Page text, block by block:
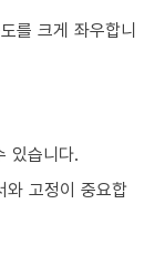
를 크게 좌우합니
있습니다.
와 고정이 중요합